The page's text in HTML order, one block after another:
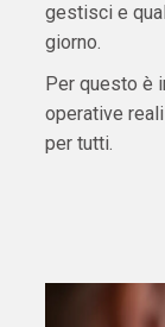
gestisci e
giorno.
Per questo è
operative
per tutti.